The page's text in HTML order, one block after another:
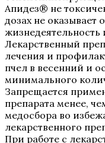
Апидез® не
дозах не оказывает
жизнедеятельность
Лекарственный
лечения и
пчел в весенний и
минимального
Запрещается
препарата менее,
медосбора во
лекарственного
При работе с